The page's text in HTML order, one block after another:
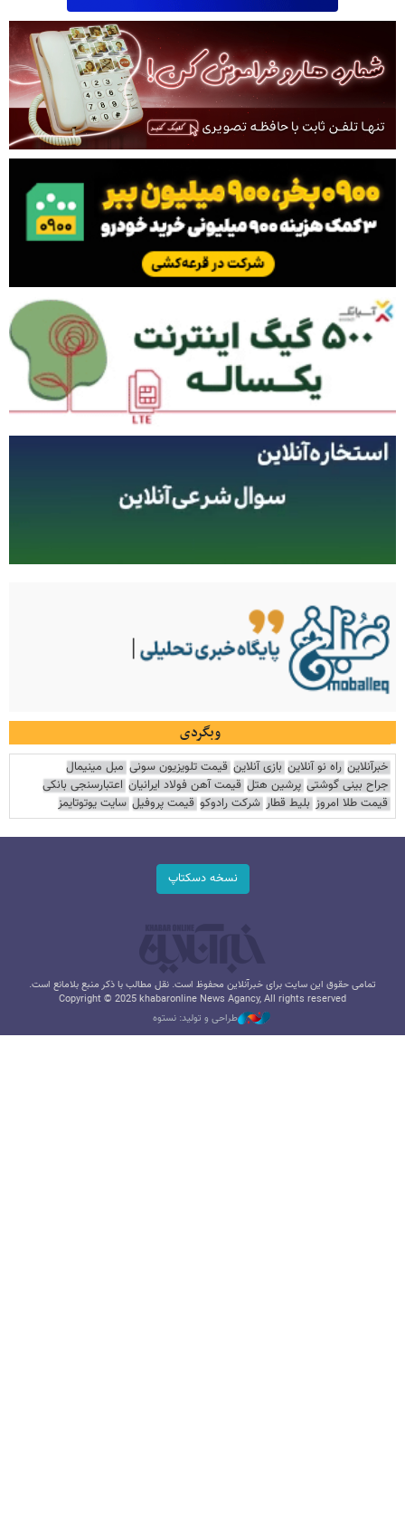
وبگردی
خبرآنلاین راه نو آنلاین بازی آنلاین قیمت تلویزیون سونی مبل مینیمال
جراح بینی گوشتی پرشین هتل قیمت آهن فولاد ایرانیان اعتبارسنجی بانکی
قیمت طلا امروز بلیط قطار شرکت رادوکو قیمت پروفیل سایت یوتوتایمز
نسخه دسکتاپ
تمامی حقوق این سایت برای خبرآنلاین محفوظ است. نقل مطالب با ذکر منبع بلامانع است.
Copyright © 2025 khabaronline News Agancy, All rights reserved
طراحی و تولید: نستوه